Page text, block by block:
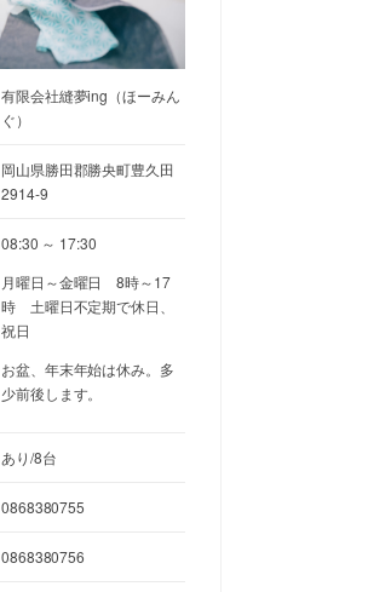
有限会社縫夢ing（ほーみん
ぐ）
岡山県勝田郡勝央町豊久田
2914-9
08:30 ～ 17:30
月曜日～金曜日 8時～17
時 土曜日不定期で休日、
祝日
お盆、年末年始は休み。多
少前後します。
あり/8台
0868380755
0868380756